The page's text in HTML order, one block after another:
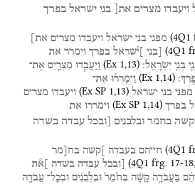
ויעבדו מצרים את[ בני ישראל בפרך
(4Q1 מפני בני ישראל ויעבדו מצרים את]
(4Q1 [בני ]י֯שראל בפרך וימרר את
בְּנֵ֥י יִשְׂרָאֵֽל׃ (Ex 1,13) וַיַּעֲבִ֧דוּ מִצְרַ֛יִם אֶת־
(Ex 1,14) וַיְמָרְר֨וּ אֶת־
מפני בני ישראל (Ex SP 1,13) ויעבדו מצרים
בפרך (Ex SP 1,14) וימררו את
קשה בחמר ובלבנים [ובכל עבדה בשדה
(4Q1 חייהם בעבדה ]קשה בח[מר
(4Q1 frg. 17-18, [ובכל עבדה בשדה ]א֯ת
בַּעֲבֹדָ֣ה קָשָׁ֗ה בְּחֹ֙מֶר֙ וּבִלְבֵנִ֔ים וּבְכָל־ עֲבֹדָ֖ה